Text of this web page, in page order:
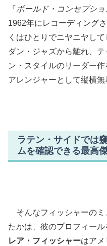
『ボールド・コンセプショ
1962年にレコーディング
くはひとりでニヤニヤし
ダン・ジャズから離れ、
ン・スタイルのリーダー
アレンジャーとして縦横無
ラテン・サイドでは
ムを確認できる最高
そんなフィッシャーのミ
たかは、彼のプロフィール
レア・フィッシャーはア